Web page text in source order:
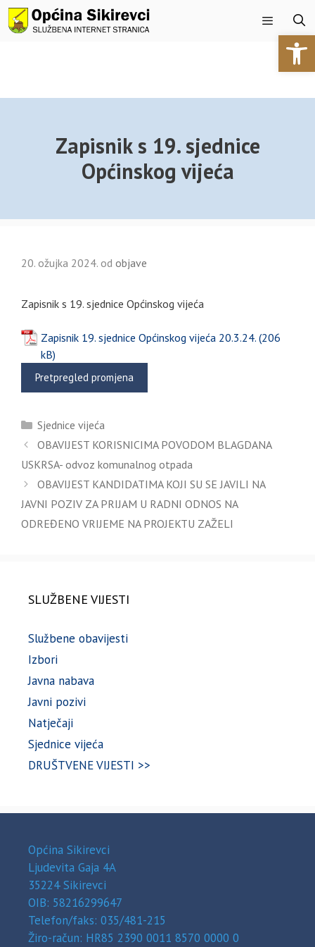
Preskoči
na
Izbornik
Zapisnik s 19. sjednice
Općinskog vijeća
20. ožujka 2024. od objave
Zapisnik s 19. sjednice Općinskog vijeća
Zapisnik 19. sjednice Općinskog vijeća 20.3.24.
Pretpregled promjena
se
kartici)
Kategorije
Sjednice vijeća
OBAVIJEST KORISNICIMA POVODOM BLAGDANA
USKRSA- odvoz komunalnog otpada
OBAVIJEST KANDIDATIMA KOJI SU SE JAVILI NA
JAVNI POZIV ZA PRIJAM U RADNI ODNOS NA
ODREĐENO VRIJEME NA PROJEKTU ZAŽELI
SLUŽBENE VIJESTI
Službene obavijesti
Izbori
Javna nabava
Javni pozivi
Natječaji
Sjednice vijeća
DRUŠTVENE VIJESTI >>
Općina Sikirevci
Ljudevita Gaja 4A
35224 Sikirevci
OIB: 58216299647
Telefon/faks: 035/481-215
Žiro-račun: HR85 2390 0011 8570 0000 0